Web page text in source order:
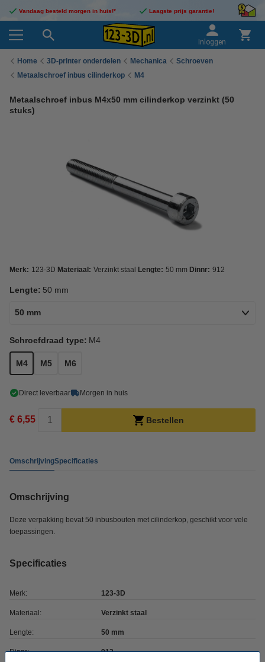
Vandaag besteld morgen in huis!* Laagste prijs garantie!
Inloggen
Home 3D-printer onderdelen Mechanica
Schroeven
Metaalschroef inbus cilinderkop
M4
Metaalschroef inbus M4x50 mm cilinderkop verzinkt (50
stuks)
Merk: 123-3D Materiaal: Verzinkt staal Lengte: 50 mm Dinnr: 912
Lengte: 50 mm
50 mm
Schroefdraad type: M4
M4 M5 M6
Direct leverbaar Morgen in huis
€ 6,55 Bestellen
OmschrijvingSpecificaties
Omschrijving
Deze verpakking bevat 50 inbusbouten met cilinderkop, geschikt voor vele
toepassingen.
Specificaties
Merk: 123-3D
Materiaal: Verzinkt staal
Lengte: 50 mm
Dinnr: 912